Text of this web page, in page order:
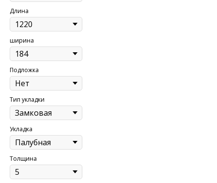
Длина
ширина
Подложка
Тип укладки
Укладка
Толщина